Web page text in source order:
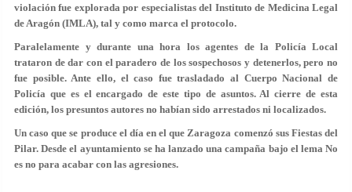
violación fue explorada por especialistas del Instituto de Medicina Legal
de Aragón (IMLA), tal y como marca el protocolo.
Paralelamente y durante una hora los agentes de la Policía Local
trataron de dar con el paradero de los sospechosos y detenerlos, pero no
fue posible. Ante ello, el caso fue trasladado al Cuerpo Nacional de
Policía que es el encargado de este tipo de asuntos. Al cierre de esta
edición, los presuntos autores no habían sido arrestados ni localizados.
Un caso que se produce el día en el que Zaragoza comenzó sus Fiestas del
Pilar. Desde el ayuntamiento se ha lanzado una campaña bajo el lema No
es no para acabar con las agresiones.